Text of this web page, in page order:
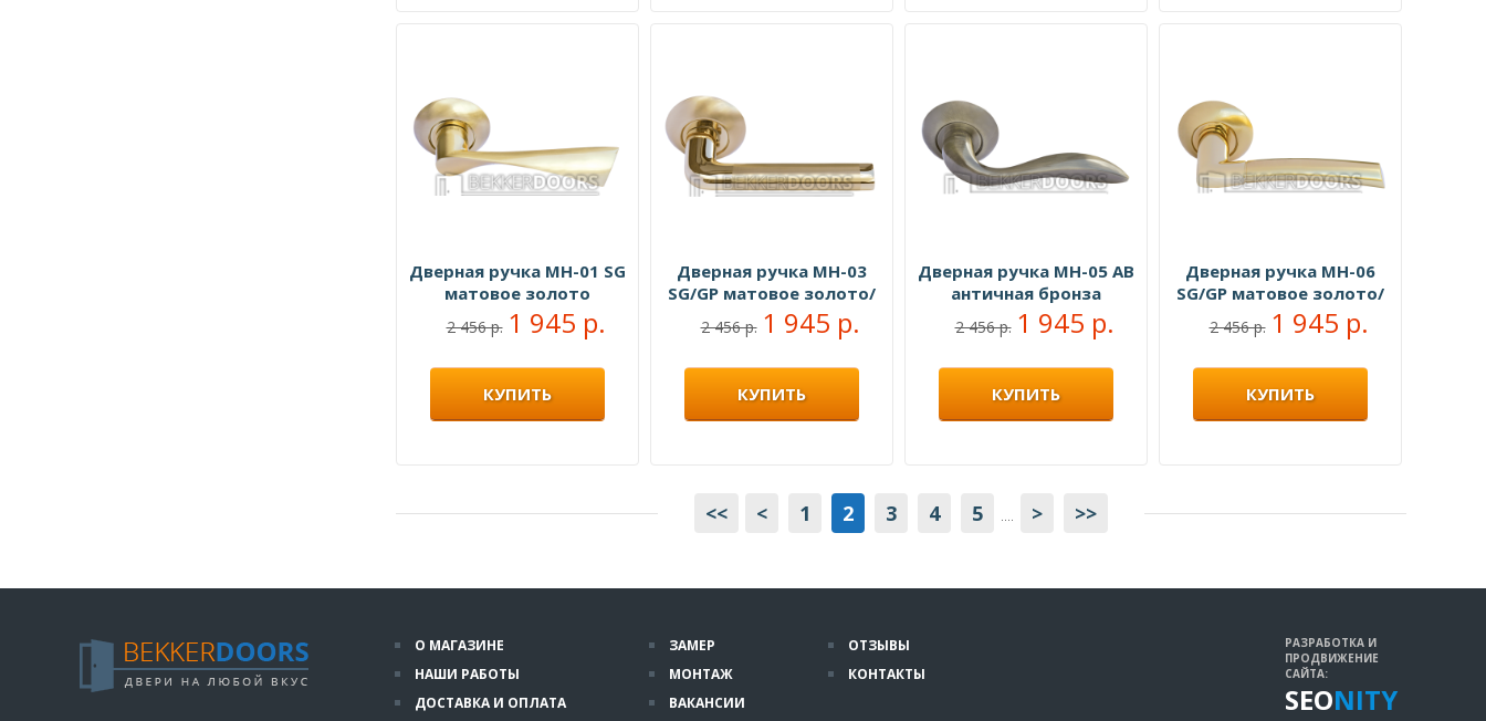
Дверная ручка MH-01 SG
матовое золото
2 456 р. 1 945 р.
КУПИТЬ
Дверная ручка MH-03
SG/GP матовое золото/
золото
2 456 р. 1 945 р.
КУПИТЬ
Дверная ручка MH-05 AB
античная бронза
2 456 р. 1 945 р.
КУПИТЬ
Дверная ручка MH-06
SG/GP матовое золото/
золото
2 456 р. 1 945 р.
КУПИТЬ
<< < 1 2 3 4 5 .... > >>
О МАГАЗИНЕ
НАШИ РАБОТЫ
ДОСТАВКА И ОПЛАТА
ЗАМЕР
МОНТАЖ
ВАКАНСИИ
ОТЗЫВЫ
КОНТАКТЫ
РАЗРАБОТКА И
ПРОДВИЖЕНИЕ
САЙТА:
SEONITY